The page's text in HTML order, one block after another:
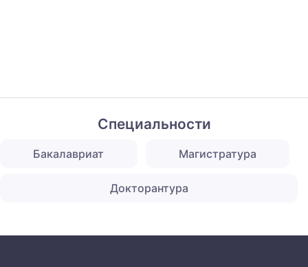
Специальности
Бакалавриат Магистратура
Докторантура